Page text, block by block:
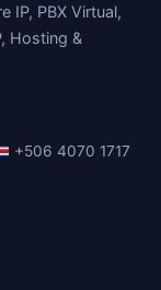
IP, PBX Virtual,
Hosting &
+506 4070 1717